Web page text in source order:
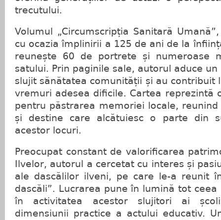
trecutului.
Volumul „Circumscripția Sanitară
cu ocazia împlinirii a 125 de ani de la
reunește 60 de portrete și numeroase
satului. Prin paginile sale, autorul aduce
slujit sănătatea comunității și au contribuit
vremuri adesea dificile. Cartea reprezintă
pentru păstrarea memoriei locale,
și destine care alcătuiesc o parte din
acestor locuri.
Preocupat constant de valorificarea
Ilvelor, autorul a cercetat cu interes și
ale dascălilor ilveni, pe care le-a reunit
dascăli”. Lucrarea pune în lumină tot
în activitatea acestor slujitori ai
dimensiunii practice a actului educativ.